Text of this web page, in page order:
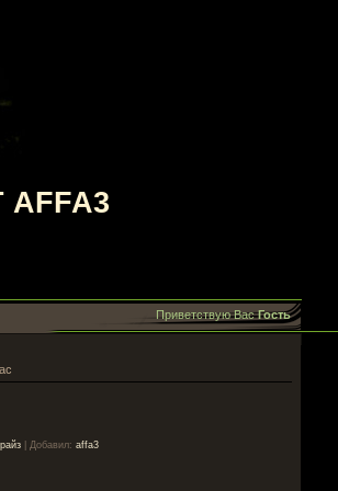
Приветствую ВасГость
| Добавил: affa3